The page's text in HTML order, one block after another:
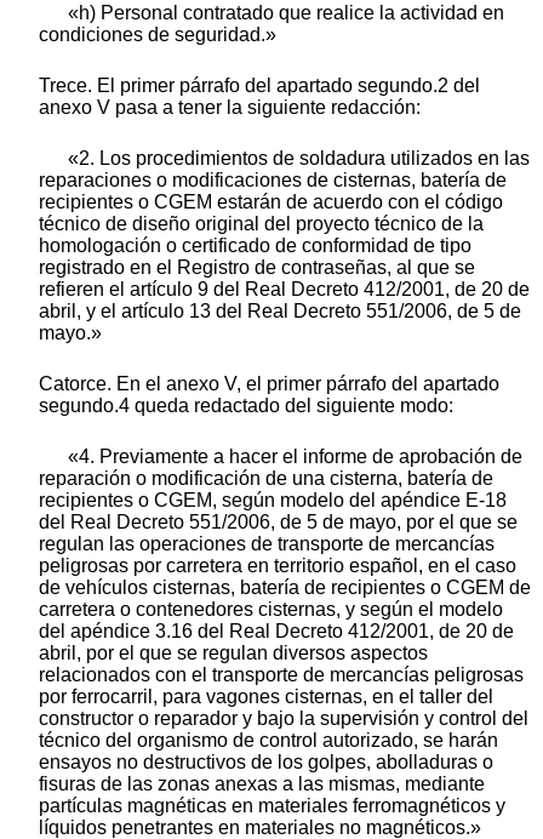
«h) Personal contratado que realice la actividad en
condiciones de seguridad.»
Trece. El primer párrafo del apartado segundo.2 del
anexo V pasa a tener la siguiente redacción:
«2. Los procedimientos de soldadura utilizados en las
reparaciones o modificaciones de cisternas, batería de
recipientes o CGEM estarán de acuerdo con el código
técnico de diseño original del proyecto técnico de la
homologación o certificado de conformidad de tipo
registrado en el Registro de contraseñas, al que se
refieren el artículo 9 del Real Decreto 412/2001, de 20 de
abril, y el artículo 13 del Real Decreto 551/2006, de 5 de
mayo.»
Catorce. En el anexo V, el primer párrafo del apartado
segundo.4 queda redactado del siguiente modo:
«4. Previamente a hacer el informe de aprobación de
reparación o modificación de una cisterna, batería de
recipientes o CGEM, según modelo del apéndice E-18
del Real Decreto 551/2006, de 5 de mayo, por el que se
regulan las operaciones de transporte de mercancías
peligrosas por carretera en territorio español, en el caso
de vehículos cisternas, batería de recipientes o CGEM de
carretera o contenedores cisternas, y según el modelo
del apéndice 3.16 del Real Decreto 412/2001, de 20 de
abril, por el que se regulan diversos aspectos
relacionados con el transporte de mercancías peligrosas
por ferrocarril, para vagones cisternas, en el taller del
constructor o reparador y bajo la supervisión y control del
técnico del organismo de control autorizado, se harán
ensayos no destructivos de los golpes, abolladuras o
fisuras de las zonas anexas a las mismas, mediante
partículas magnéticas en materiales ferromagnéticos y
líquidos penetrantes en materiales no magnéticos.»